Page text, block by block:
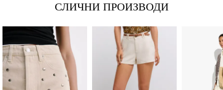
СЛИЧНИ ПРОИЗВОДИ